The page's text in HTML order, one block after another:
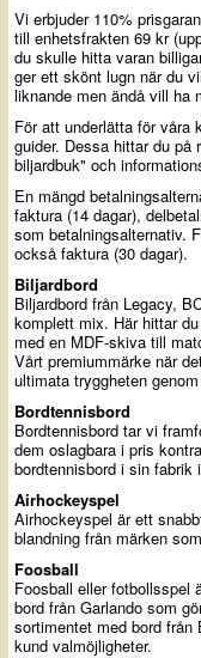
Vi erbjuder 110%
till enhetsfrakten 69 kr
du skulle hitta varan
ger ett skönt lugn när du
liknande men ändå vill ha
För att underlätta för våra
guider. Dessa hittar du
biljardbuk" och
En mängd
faktura (14 dagar),
som betalningsalternativ.
också faktura (30 dagar).
Biljardbord
Biljardbord från Legacy,
komplett mix. Här hittar
med en MDF-skiva till
Vårt premiummärke när
ultimata tryggheten
Bordtennisbord
Bordtennisbord tar vi
dem oslagbara i pris
bordtennisbord i sin fabrik
Airhockeyspel
Airhockeyspel är ett
blandning från märken
Foosball
Foosball eller fotbollsspel
bord från Garlando som
sortimentet med bord
kund valmöjligheter.